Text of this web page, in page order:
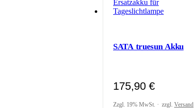
SATA truesun Akku
175,90 €
Zzgl. 19% MwSt. zzgl. Versand